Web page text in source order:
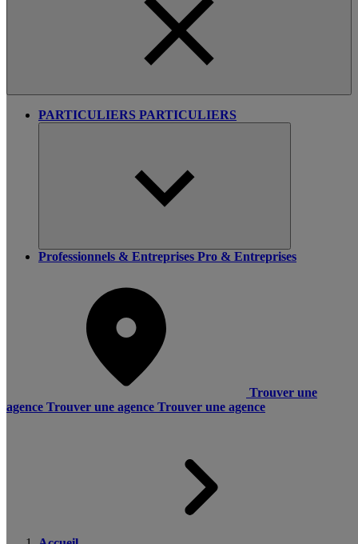
PARTICULIERS PARTICULIERS
Professionnels & Entreprises Pro & Entreprises
Trouver une
agence Trouver une agence Trouver une agence